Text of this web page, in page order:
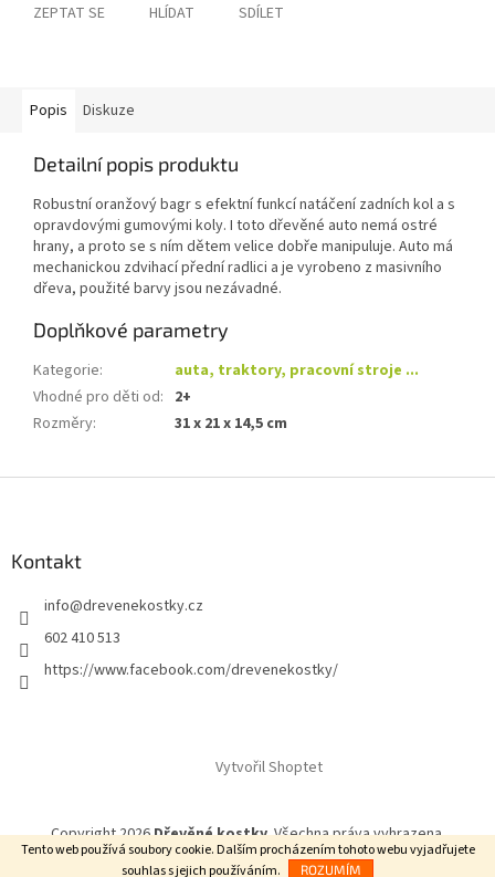
Tento web používá soubory cookie. Dalším procházením tohoto webu vyjadřujete
souhlas s jejich používáním.
ROZUMÍM
ZEPTAT SE HLÍDAT SDÍLET
Popis Diskuze
Detailní popis produktu
Robustní oranžový bagr s efektní funkcí natáčení zadních kol a s
opravdovými gumovými koly. I toto dřevěné auto nemá ostré
hrany, a proto se s ním dětem velice dobře manipuluje. Auto má
mechanickou zdvihací přední radlici a je vyrobeno z masivního
dřeva, použité barvy jsou nezávadné.
Doplňkové parametry
Kategorie:
auta, traktory, pracovní stroje ...
Vhodné pro děti od: 2+
Rozměry: 31 x 21 x 14,5 cm
Kontakt
info@drevenekostky.cz
602 410 513
https://www.facebook.com/drevenekostky/
Vytvořil Shoptet
Copyright 2026Dřevěné kostky. Všechna práva vyhrazena.